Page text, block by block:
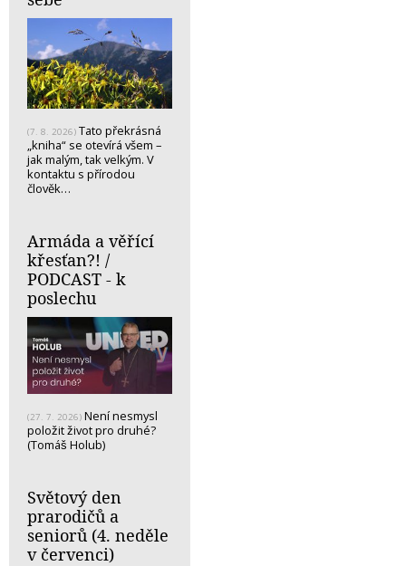
(7. 8. 2026) Tato překrásná
„kniha“ se otevírá všem –
jak malým, tak velkým. V
kontaktu s přírodou
člověk…
Armáda a věřící
křesťan?! /
PODCAST - k
poslechu
(27. 7. 2026) Není nesmysl
položit život pro druhé?
(Tomáš Holub)
Světový den
prarodičů a
seniorů (4. neděle
v červenci)